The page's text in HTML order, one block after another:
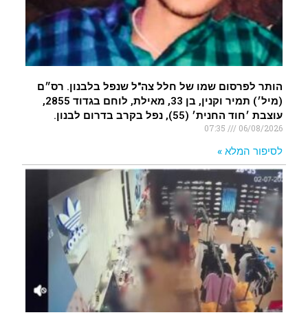
הותר לפרסום שמו של חלל צה"ל שנפל בלבנון. רס״ם
(מיל׳) תמיר וקנין, בן 33, מאילת, לוחם בגדוד 2855,
עוצבת ׳חוד החנית׳ (55), נפל בקרב בדרום לבנון.
06/08/2026
לסיפור המלא »